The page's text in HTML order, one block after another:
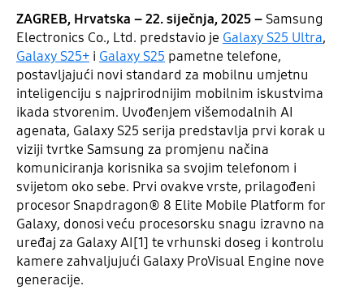
ZAGREB, Hrvatska – 22. siječnja, 2025 –Samsung
Electronics Co., Ltd. predstavio je Galaxy S25 Ultra,
Galaxy S25+i Galaxy S25 pametne telefone,
postavljajući novi standard za mobilnu umjetnu
inteligenciju s najprirodnijim mobilnim iskustvima
ikada stvorenim. Uvođenjem višemodalnih AI
agenata, Galaxy S25 serija predstavlja prvi korak u
viziji tvrtke Samsung za promjenu načina
komuniciranja korisnika sa svojim telefonom i
svijetom oko sebe. Prvi ovakve vrste, prilagođeni
procesor Snapdragon® 8 Elite Mobile Platform for
Galaxy, donosi veću procesorsku snagu izravno na
uređaj za Galaxy AI[1] te vrhunski doseg i kontrolu
kamere zahvaljujući Galaxy ProVisual Engine nove
generacije.